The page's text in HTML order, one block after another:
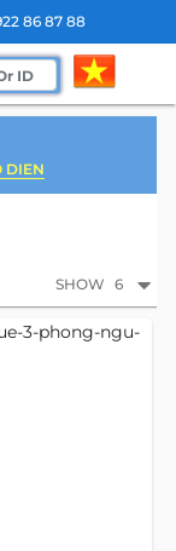
86 87 88
DIEN
SHOW 6